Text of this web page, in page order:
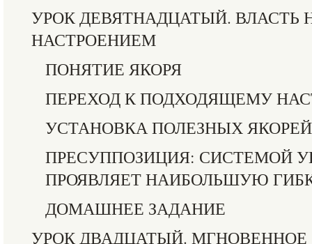
УРОК ДЕВЯТНАДЦАТЫЙ. ВЛАСТЬ
НАСТРОЕНИЕМ
ПОНЯТИЕ ЯКОРЯ
ПЕРЕХОД К ПОДХОДЯЩЕМУ
УСТАНОВКА ПОЛЕЗНЫХ ЯКОРЕЙ
ПРЕСУППОЗИЦИЯ: СИСТЕМОЙ
ПРОЯВЛЯЕТ НАИБОЛЬШУЮ
ДОМАШНЕЕ ЗАДАНИЕ
УРОК ДВАДЦАТЫЙ.